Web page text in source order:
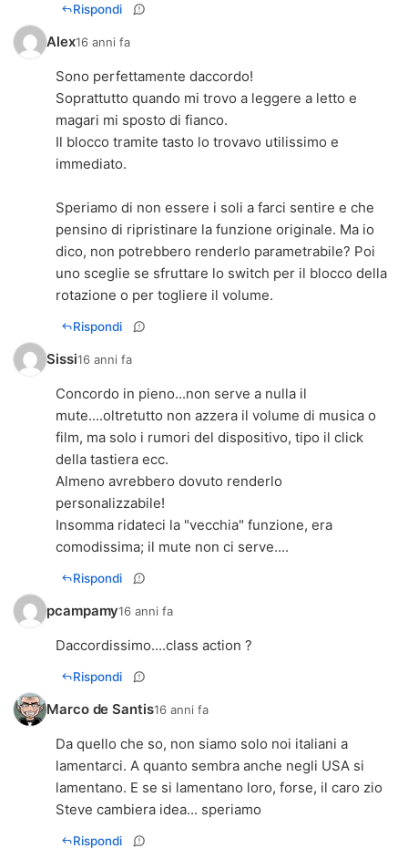
Rispondi
Alex16 anni fa
Sono perfettamente daccordo!
Soprattutto quando mi trovo a leggere a letto e
magari mi sposto di fianco.
Il blocco tramite tasto lo trovavo utilissimo e
immediato.
Speriamo di non essere i soli a farci sentire e che
pensino di ripristinare la funzione originale. Ma io
dico, non potrebbero renderlo parametrabile? Poi
uno sceglie se sfruttare lo switch per il blocco della
rotazione o per togliere il volume.
Rispondi
Sissi16 anni fa
Concordo in pieno...non serve a nulla il
mute....oltretutto non azzera il volume di musica o
film, ma solo i rumori del dispositivo, tipo il click
della tastiera ecc.
Almeno avrebbero dovuto renderlo
personalizzabile!
Insomma ridateci la "vecchia" funzione, era
comodissima; il mute non ci serve....
Rispondi
pcampamy16 anni fa
Daccordissimo....class action ?
Rispondi
Marco de Santis16 anni fa
Da quello che so, non siamo solo noi italiani a
lamentarci. A quanto sembra anche negli USA si
lamentano. E se si lamentano loro, forse, il caro zio
Steve cambiera idea... speriamo
Rispondi